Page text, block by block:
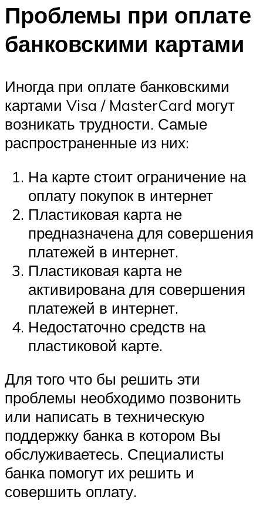
Проблемы при оплате
банковскими картами
Иногда при оплате банковскими
картами Visa / MasterCard могут
возникать трудности. Самые
распространенные из них:
На карте стоит ограничение на
оплату покупок в интернет
Пластиковая карта не
предназначена для совершения
платежей в интернет.
Пластиковая карта не
активирована для совершения
платежей в интернет.
Недостаточно средств на
пластиковой карте.
Для того что бы решить эти
проблемы необходимо позвонить
или написать в техническую
поддержку банка в котором Вы
обслуживаетесь. Специалисты
банка помогут их решить и
совершить оплату.